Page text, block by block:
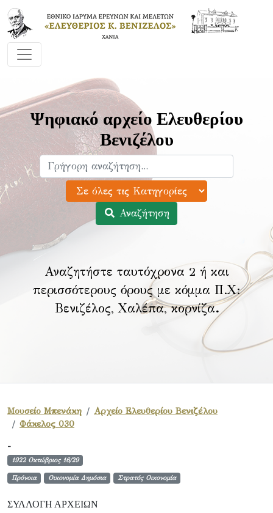
Ψηφιακό αρχείο Ελευθερίου
Βενιζέλου
Αναζήτηση
Αναζητήστε ταυτόχρονα 2 ή και
περισσότερους όρους με κόμμα Π.Χ:
Βενιζέλος, Χαλέπα, κορνίζα.
Μουσείο Μπενάκη
Αρχείο Ελευθερίου Βενιζέλου
Φάκελος 030
-
1922 Οκτώβριος 16/29
Πρόνοια Οικονομία Δημόσια Στρατός Οικονομία
ΣΥΛΛΟΓΉ ΑΡΧΕΊΩΝ